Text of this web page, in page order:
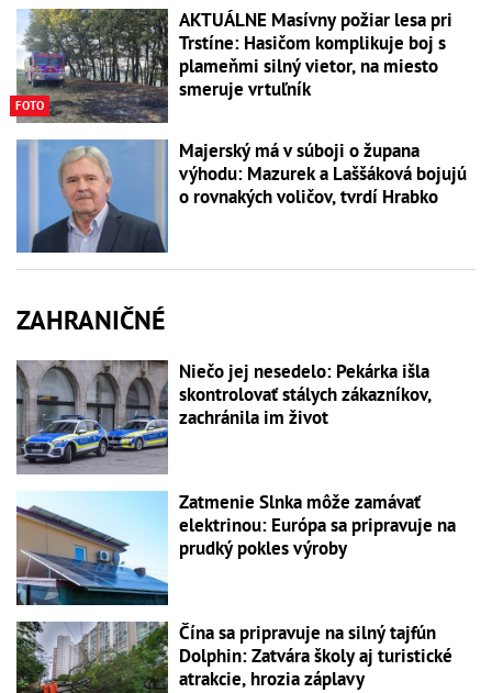
FOTO
AKTUÁLNE Masívny požiar lesa pri
Trstíne: Hasičom komplikuje boj s
plameňmi silný vietor, na miesto
smeruje vrtuľník
Majerský má v súboji o župana
výhodu: Mazurek a Laššáková bojujú
o rovnakých voličov, tvrdí Hrabko
ZAHRANIČNÉ
Niečo jej nesedelo: Pekárka išla
skontrolovať stálych zákazníkov,
zachránila im život
Zatmenie Slnka môže zamávať
elektrinou: Európa sa pripravuje na
prudký pokles výroby
Čína sa pripravuje na silný tajfún
Dolphin: Zatvára školy aj turistické
atrakcie, hrozia záplavy